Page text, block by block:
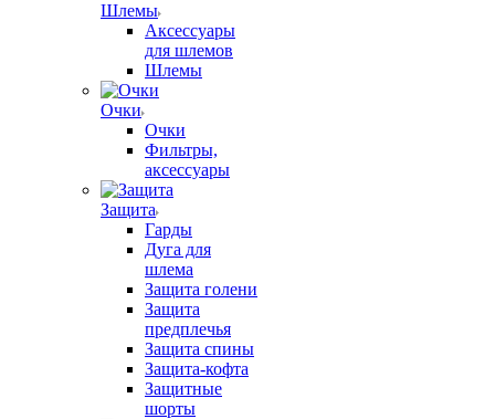
Шлемы
Аксессуары
для шлемов
Шлемы
Очки
Очки
Фильтры,
аксессуары
Защита
Гарды
Дуга для
шлема
Защита голени
Защита
предплечья
Защита спины
Защита-кофта
Защитные
шорты